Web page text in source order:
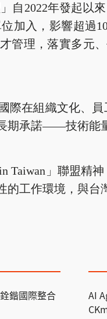
」自2022年發起
加入，影響超過
管理，落實多元
際在組織文化、
期承諾——技術能
Taiwan」聯盟精
工作環境，與台
鍇國際整合
AI